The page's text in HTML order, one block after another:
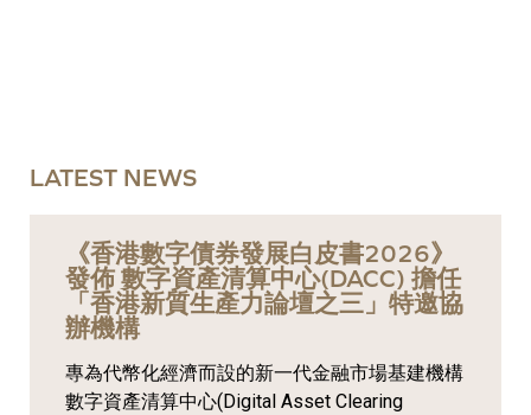
LATEST NEWS
《香港數字債券發展白皮書2026》
發佈 數字資產清算中心(DACC) 擔任
「香港新質生產力論壇之三」特邀協
辦機構
專為代幣化經濟而設的新一代金融市場基建機構
數字資產清算中心(Digital Asset Clearing